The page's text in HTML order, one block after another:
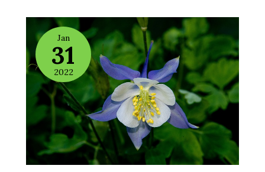
Jan
31
2022